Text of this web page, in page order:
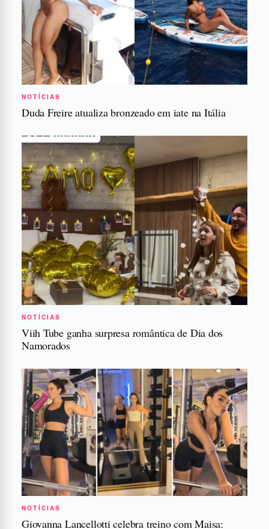
NOTÍCIAS
Duda Freire atualiza bronzeado em iate na Itália
NOTÍCIAS
Viih Tube ganha surpresa romântica de Dia dos
Namorados
NOTÍCIAS
Giovanna Lancellotti celebra treino com Maisa: